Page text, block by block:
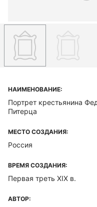
НАИМЕНОВАНИЕ:
Портрет крестьянина
Питерца
МЕСТО СОЗДАНИЯ:
Россия
ВРЕМЯ СОЗДАНИЯ:
Первая треть XIX в.
АВТОР: